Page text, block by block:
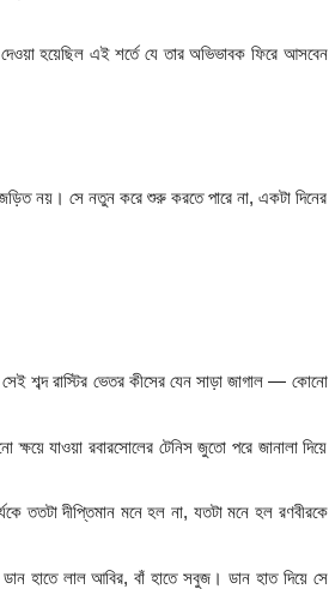
হয়েছিল এই শর্তে যে তার অভিভাবক ফিরে আসবেন
নয়। সে নতুন করে শুরু করতে পারে না, একটা দিনের
শব্দ রাস্টির ভেতর কীসের যেন সাড়া জাগাল — কোনো
যাওয়া রবারসোলের টেনিস জুতো পরে জানালা দিয়ে
দীপ্তিমান মনে হল না, যতটা মনে হল রণবীরকে
হাতে লাল আবির, বাঁ হাতে সবুজ। ডান হাত দিয়ে সে